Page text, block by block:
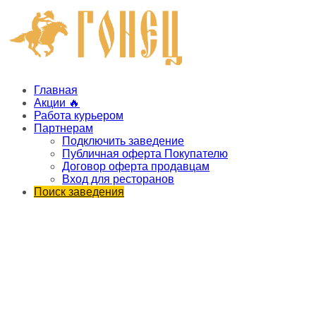
Главная
Акции 🔥
Работа курьером
Партнерам
Подключить заведение
Публичная оферта Покупателю
Договор оферта продавцам
Вход для ресторанов
Поиск заведения